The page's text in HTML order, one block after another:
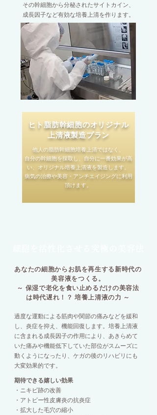
その幹細胞から分秘されたサイトカイン、
成長因子など有効な培養上清を作ります。
他人の脂肪幹細胞培養上清ではなく、
自分の幹細胞を採取し、自分に一番効果が高
い、オリジナル培養上清液を製造します。
病気の治療や美容・アンチエイジングに利用
頂けます。
ヒト脂肪幹細胞のオリジナル
上清液製造プラン
あなたの細胞からお肌を再生する新時代の
美容液をつくる。
～ 保湿で老化を食い止めるだけの美容法
は時代遅れ！？ 培養上清液の力 ～
過度な運動による筋肉や関節の痛みなどを緩和
し、炎症を抑え、機能回復します。培養上清液
に含まれる成長因子の作用により、あきらめて
いた痛みや機能低下していた部位がスムーズに
動くようになったり、ケガの後のリハビリにも
大変効果的です。
期待できる嬉しい効果
・ニキビ跡の改善
・アトピー性皮膚炎の抗炎症
・拡大した毛穴の縮小